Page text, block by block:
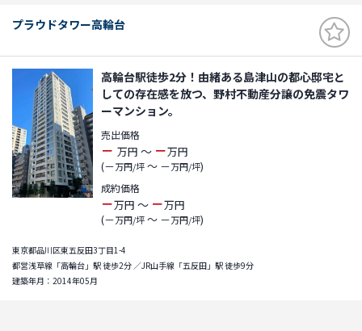
プラウドタワー高輪台
高輪台駅徒歩2分！由緒ある島津山の都心邸宅と
しての存在感を放つ、野村不動産分譲の免震タワ
ーマンション。
売出価格
－ 万円 ～ －万円
(－万円/坪～ －万円/坪)
成約価格
－万円 ～ －万円
(－万円/坪～ －万円/坪)
東京都品川区東五反田3丁目1-4
都営浅草線「高輪台」駅 徒歩2分 ／JR山手線「五反田」駅 徒歩9分
建築年月：2014年05月